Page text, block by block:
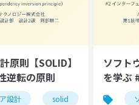
原則【SOLID】
逆転の原則
設計 solid 依存性逆
ソフト
を学ぶ
の原則